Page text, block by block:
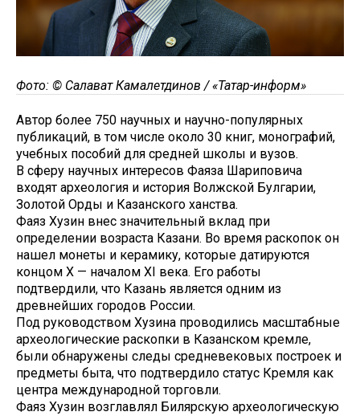
Фото: © Салават Камалетдинов / «Татар-информ»
Автор более 750 научных и научно-популярных
публикаций, в том числе около 30 книг, монографий,
учебных пособий для средней школы и вузов.
В сферу научных интересов Фаяза Шариповича
входят археология и история Волжской Булгарии,
Золотой Орды и Казанского ханства.
Фаяз Хузин внес значительный вклад при
определении возраста Казани. Во время раскопок он
нашел монеты и керамику, которые датируются
концом X — началом XI века. Его работы
подтвердили, что Казань является одним из
древнейших городов России.
Под руководством Хузина проводились масштабные
археологические раскопки в Казанском кремле,
были обнаружены следы средневековых построек и
предметы быта, что подтвердило статус Кремля как
центра международной торговли.
Фаяз Хузин возглавлял Билярскую археологическую